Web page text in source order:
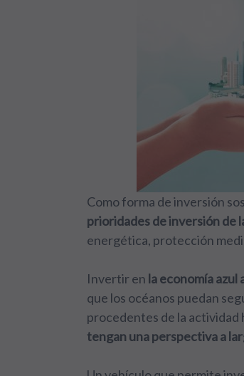
Como forma de inversión
prioridades de inversión de
energética, protección
Invertir en la economía azul
que los océanos puedan
procedentes de la actividad
tengan una perspectiva a